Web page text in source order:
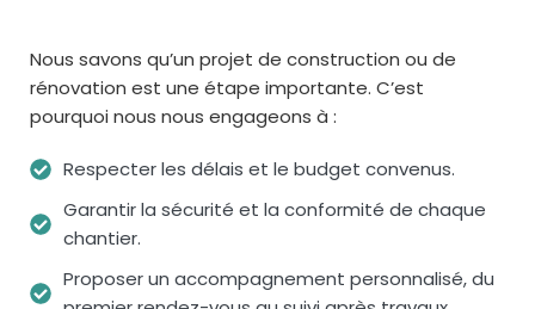
Nous savons qu’un projet de construction ou de
rénovation est une étape importante. C’est
pourquoi nous nous engageons à :
Respecter les délais et le budget convenus.
Garantir la sécurité et la conformité de chaque
chantier.
Proposer un accompagnement personnalisé, du